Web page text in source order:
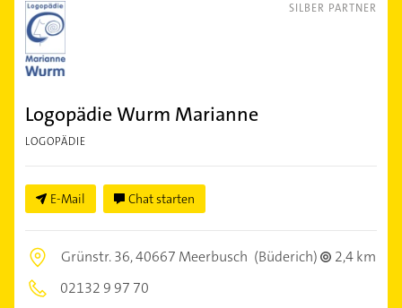
SILBER PARTNER
Logopädie Wurm Marianne
LOGOPÄDIE
E-Mail Chat starten
Grünstr. 36,40667 Meerbusch (Büderich)
2,4 km
02132 9 97 70